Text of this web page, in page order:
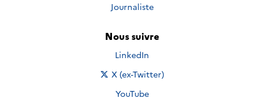
Journaliste
Nous suivre
Nous suivre sur
LinkedIn
Nous suivre sur
X (ex-Twitter)
Nous suivre sur
YouTube